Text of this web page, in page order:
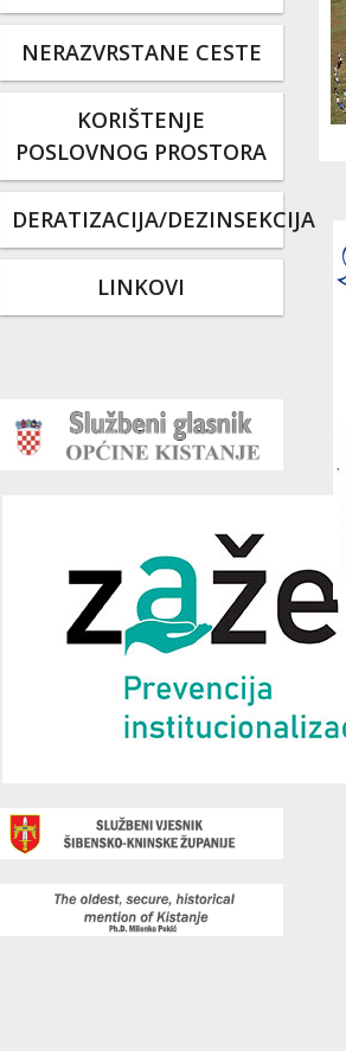
NERAZVRSTANE CESTE
KORIŠTENJE
POSLOVNOG PROSTORA
DERATIZACIJA/DEZINSEKCIJA
LINKOVI